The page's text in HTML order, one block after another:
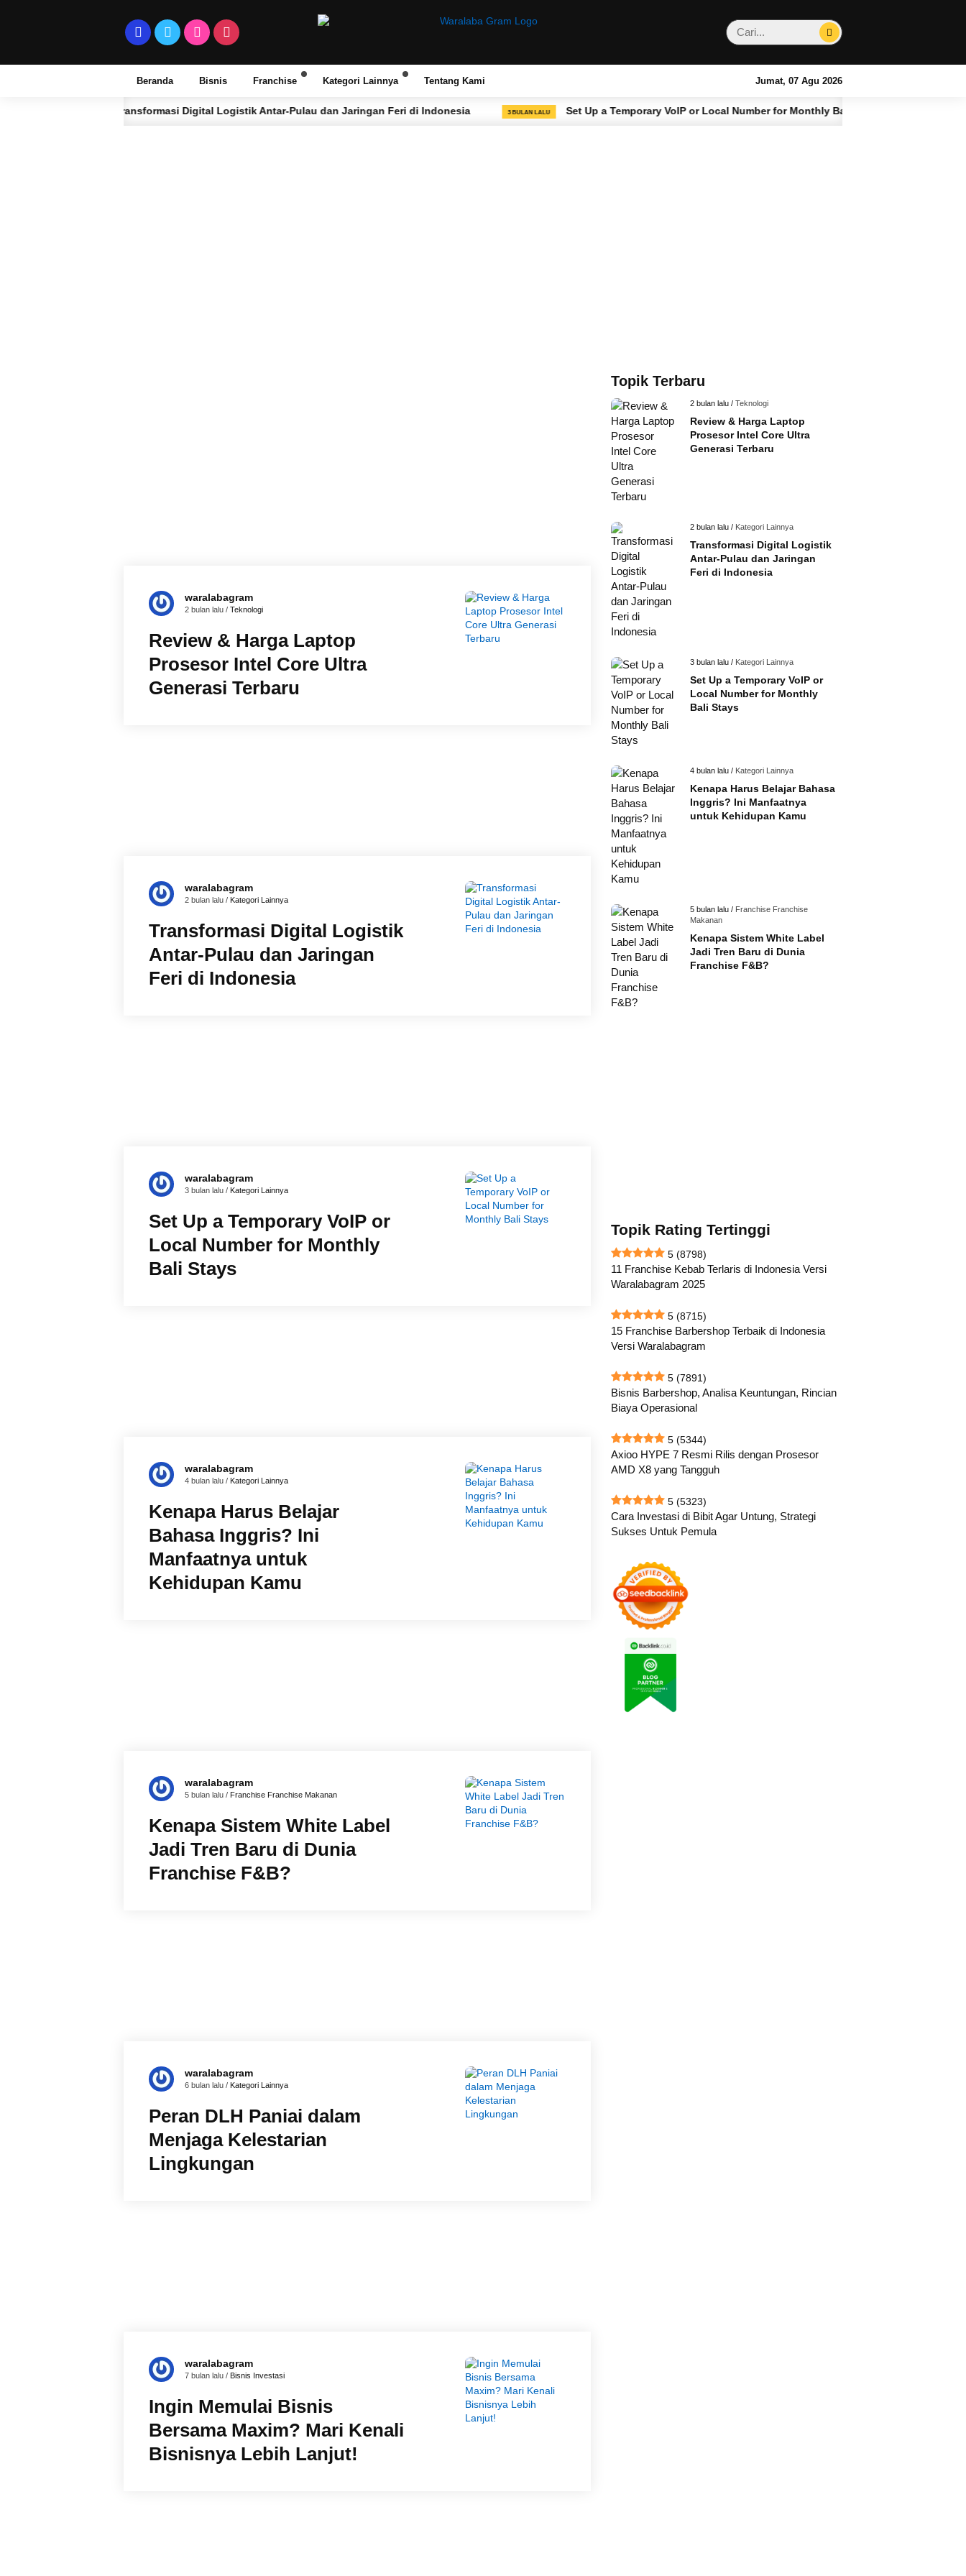
Beranda Bisnis Franchise Kategori Lainnya Tentang Kami Jumat, 07 Agu 2026
Transformasi Digital Logistik Antar-Pulau dan Jaringan Feri di Indonesia 3 BULAN LALU Set Up a Temporary VoIP or Local Number for Monthly Bali Stays
waralabagram
2 bulan lalu / Teknologi
Review & Harga Laptop
Prosesor Intel Core Ultra
Generasi Terbaru
waralabagram
2 bulan lalu / Kategori Lainnya
Transformasi Digital Logistik
Antar-Pulau dan Jaringan
Feri di Indonesia
waralabagram
3 bulan lalu / Kategori Lainnya
Set Up a Temporary VoIP or
Local Number for Monthly
Bali Stays
waralabagram
4 bulan lalu / Kategori Lainnya
Kenapa Harus Belajar
Bahasa Inggris? Ini
Manfaatnya untuk
Kehidupan Kamu
waralabagram
5 bulan lalu / Franchise Franchise Makanan
Kenapa Sistem White Label
Jadi Tren Baru di Dunia
Franchise F&B?
waralabagram
6 bulan lalu / Kategori Lainnya
Peran DLH Paniai dalam
Menjaga Kelestarian
Lingkungan
waralabagram
7 bulan lalu / Bisnis Investasi
Ingin Memulai Bisnis
Bersama Maxim? Mari Kenali
Bisnisnya Lebih Lanjut!
Topik Terbaru
2 bulan lalu / Teknologi
Review & Harga Laptop
Prosesor Intel Core Ultra
Generasi Terbaru
2 bulan lalu / Kategori Lainnya
Transformasi Digital Logistik
Antar-Pulau dan Jaringan
Feri di Indonesia
3 bulan lalu / Kategori Lainnya
Set Up a Temporary VoIP or
Local Number for Monthly
Bali Stays
4 bulan lalu / Kategori Lainnya
Kenapa Harus Belajar Bahasa
Inggris? Ini Manfaatnya
untuk Kehidupan Kamu
5 bulan lalu / Franchise Franchise
Makanan
Kenapa Sistem White Label
Jadi Tren Baru di Dunia
Franchise F&B?
Topik Rating Tertinggi
5 (8798)
11 Franchise Kebab Terlaris di Indonesia Versi
Waralabagram 2025
5 (8715)
15 Franchise Barbershop Terbaik di Indonesia
Versi Waralabagram
5 (7891)
Bisnis Barbershop, Analisa Keuntungan, Rincian
Biaya Operasional
5 (5344)
Axioo HYPE 7 Resmi Rilis dengan Prosesor
AMD X8 yang Tangguh
5 (5323)
Cara Investasi di Bibit Agar Untung, Strategi
Sukses Untuk Pemula